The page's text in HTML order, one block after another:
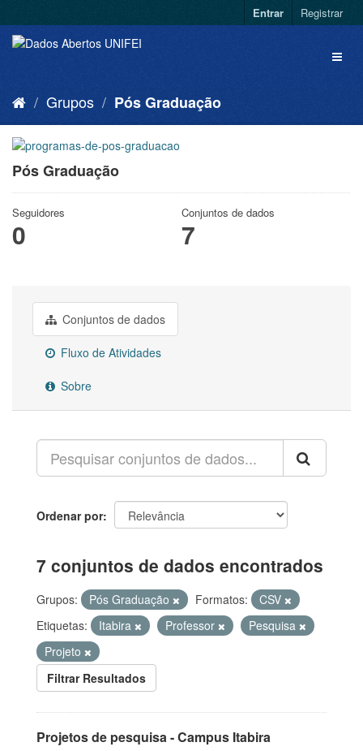
Entrar Registrar
Grupos Pós Graduação
Pós Graduação
Seguidores
0
Conjuntos de dados
7
Conjuntos de dados
Fluxo de Atividades
Sobre
Ordenar por
7 conjuntos de dados encontrados
Grupos: Pós Graduação Formatos:
CSV
Etiquetas:
Itabira Professor
Pesquisa
Projeto
Filtrar Resultados
Projetos de pesquisa - Campus Itabira